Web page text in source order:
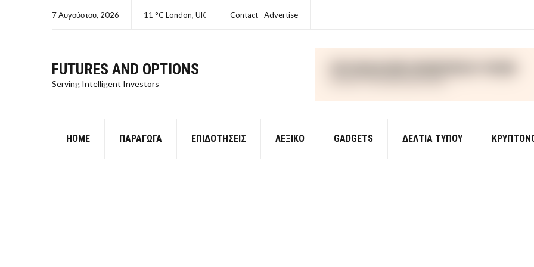
7 Αυγούστου, 2026 11 °C London, UK Contact Advertise
FUTURES AND OPTIONS
Serving Intelligent Investors
HOME ΠΑΡΆΓΩΓΑ ΕΠΙΔΟΤΉΣΕΙΣ ΛΕΞΙΚΌ GADGETS ΔΕΛΤΙΑ ΤΥΠΟΥ